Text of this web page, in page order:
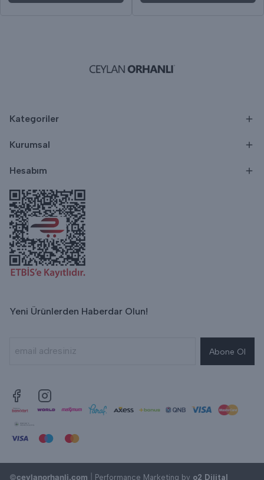
Kategoriler
Kurumsal
Hesabım
Yeni Ürünlerden Haberdar Olun!
Abone Ol
©ceylanorhanli.com Performance Marketing by o2 Dijital